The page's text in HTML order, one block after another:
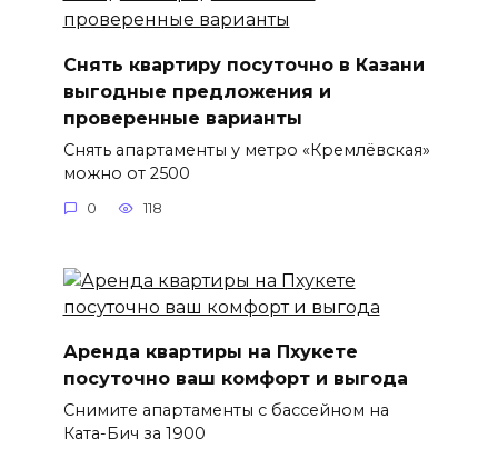
Снять квартиру посуточно в Казани
выгодные предложения и
проверенные варианты
Снять апартаменты у метро «Кремлёвская»
можно от 2500
0 118
Аренда квартиры на Пхукете
посуточно ваш комфорт и выгода
Снимите апартаменты с бассейном на
Ката-Бич за 1900